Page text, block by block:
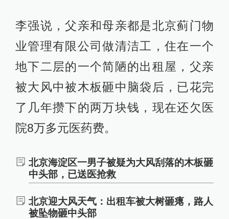
李强说，父亲和母亲都是北京蓟门物
业管理有限公司做清洁工，住在一个
地下二层的一个简陋的出租屋，父亲
被大风中被木板砸中脑袋后，已花完
了几年攒下的两万块钱，现在还欠医
院8万多元医药费。
北京海淀区一男子被疑为大风刮落的木板砸
中头部，已送医抢救
北京迎大风天气：出租车被大树砸瘪，路人
被坠物砸中头部